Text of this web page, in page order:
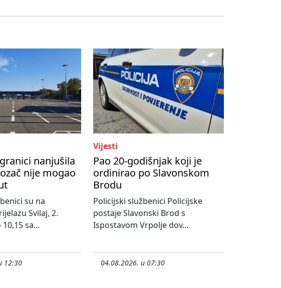
nanjušila
nije mogao
su na
Svilaj, 2.
sa...
12:30
Vijesti
Pao 20-godišnjak koji je
ordinirao po Slavonskom
Brodu
Policijski službenici Policijske
postaje Slavonski Brod s
Ispostavom Vrpolje dov...
04.08.2026. u 07:30